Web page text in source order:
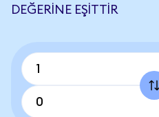
DEĞERINE EŞITTIR